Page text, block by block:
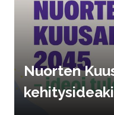
Nuorten